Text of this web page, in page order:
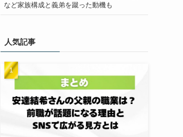
など家族構成と義弟を蹴った動機も
人気記事